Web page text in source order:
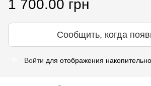
1 700.00 грн
Сообщить, когда
Войти для отображения